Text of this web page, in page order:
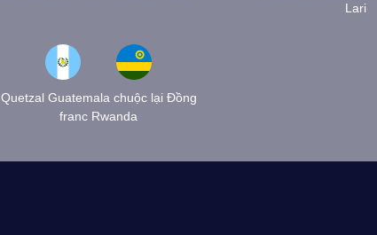
Lari
Quetzal Guatemala chuộc lại Đồng
franc Rwanda